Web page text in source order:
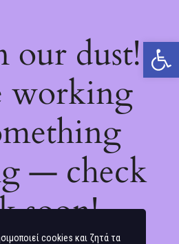
Ανοίξτε τη γραμμή εργαλείων
our dust!
working
— check
soon!
cookies και ζητά τα